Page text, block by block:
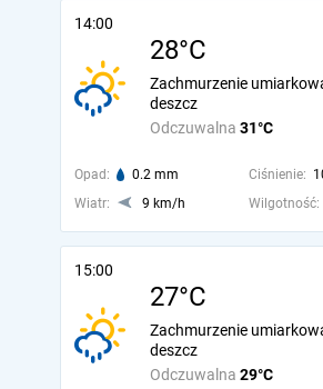
14:00
28°C
Odczuwalna 31°C
Zachmurzenie
deszcz
Opad: 0.2 mm Ciśnienie:
Wiatr:
9 km/h Wilgotność:
15:00
27°C
Odczuwalna 29°C
Zachmurzenie
deszcz